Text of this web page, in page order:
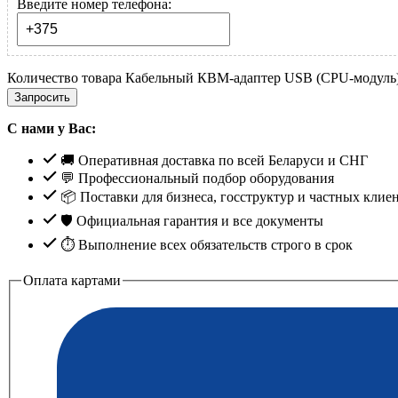
Введите номер телефона:
Количество товара Кабельный КВМ-адаптер USB (CPU-
Запросить
С нами у Вас:
🚚 Оперативная доставка по всей Беларуси и СНГ
💬 Профессиональный подбор оборудования
📦 Поставки для бизнеса, госструктур и частных
🛡️ Официальная гарантия и все документы
⏱ Выполнение всех обязательств строго в срок
Оплата картами